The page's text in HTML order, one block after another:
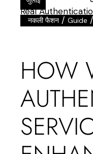
नकली फैशन /Guide
HOW